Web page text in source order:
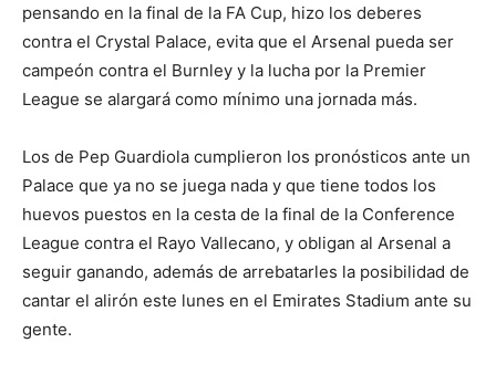
pensando en la final de la FA Cup, hizo los deberes
contra el Crystal Palace, evita que el Arsenal pueda ser
campeón contra el Burnley y la lucha por la Premier
League se alargará como mínimo una jornada más.
Los de Pep Guardiola cumplieron los pronósticos ante un
Palace que ya no se juega nada y que tiene todos los
huevos puestos en la cesta de la final de la Conference
League contra el Rayo Vallecano, y obligan al Arsenal a
seguir ganando, además de arrebatarles la posibilidad de
cantar el alirón este lunes en el Emirates Stadium ante su
gente.